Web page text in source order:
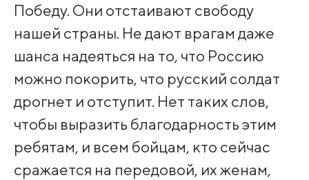
Победу. Они отстаивают свободу
нашей страны. Не дают врагам даже
шанса надеяться на то, что Россию
можно покорить, что русский солдат
дрогнет и отступит. Нет таких слов,
чтобы выразить благодарность этим
ребятам, и всем бойцам, кто сейчас
сражается на передовой, их женам,